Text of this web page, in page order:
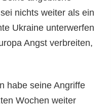
nichts weiter als ein
Ukraine unterwerfen
Angst verbreiten,
habe seine Angriffe
Wochen weiter